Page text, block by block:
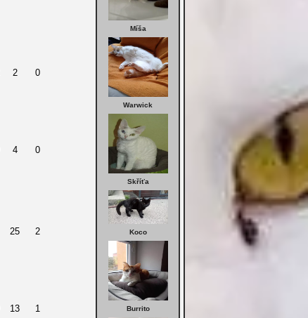
Míša
Warwick
Skříťa
Koco
Burrito
2 0
4 0
25 2
13 1